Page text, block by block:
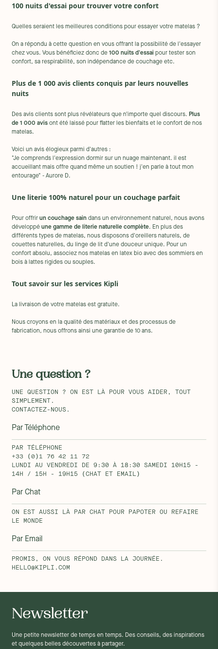
100 nuits d'essai pour trouver votre confort
Quelles seraient les meilleures conditions pour essayer votre matelas ?
On a répondu à cette question en vous offrant la possibilité de l'essayer
chez vous. Vous bénéficiez donc de 100 nuits d'essai pour tester son
confort, sa respirabilité, son indépendance de couchage etc.
Plus de 1 000 avis clients conquis par leurs nouvelles
nuits
Des avis clients sont plus révélateurs que n'importe quel discours. Plus
de 1 000 avis ont été laissé pour flatter les bienfaits et le confort de nos
matelas.
Voici un avis élogieux parmi d'autres :
"Je comprends l'expression dormir sur un nuage maintenant. il est
accueillant mais offre quand même un soutien ! j'en parle à tout mon
entourage" - Aurore D.
Une literie 100% naturel pour un couchage parfait
Pour offrir un couchage sain dans un environnement naturel, nous avons
développé une gamme de literie naturelle complète. En plus des
différents types de matelas, nous disposons d'oreillers naturels, de
couettes naturelles, du linge de lit d'une douceur unique. Pour un
confort absolu, associez nos matelas en latex bio avec des sommiers en
bois à lattes rigides ou souples.
Tout savoir sur les services Kipli
La livraison de votre matelas est gratuite.
Nous croyons en la qualité des matériaux et des processus de
fabrication, nous offrons ainsi une garantie de 10 ans.
Une question ?
UNE QUESTION ? ON EST LÀ POUR VOUS AIDER, TOUT
SIMPLEMENT.
CONTACTEZ-NOUS.
Par Téléphone
PAR TÉLÉPHONE
+33 (0)1 76 42 11 72
LUNDI AU VENDREDI DE 9:30 À 18:30 SAMEDI 10H15 -
14H / 15H - 19H15 (CHAT ET EMAIL)
Par Chat
ON EST AUSSI LÀ PAR CHAT POUR PAPOTER OU REFAIRE
LE MONDE
Par Email
PROMIS, ON VOUS RÉPOND DANS LA JOURNÉE.
HELLO@KIPLI.COM
Newsletter
Une petite newsletter de temps en temps. Des conseils, des inspirations
et quelques belles découvertes à partager.